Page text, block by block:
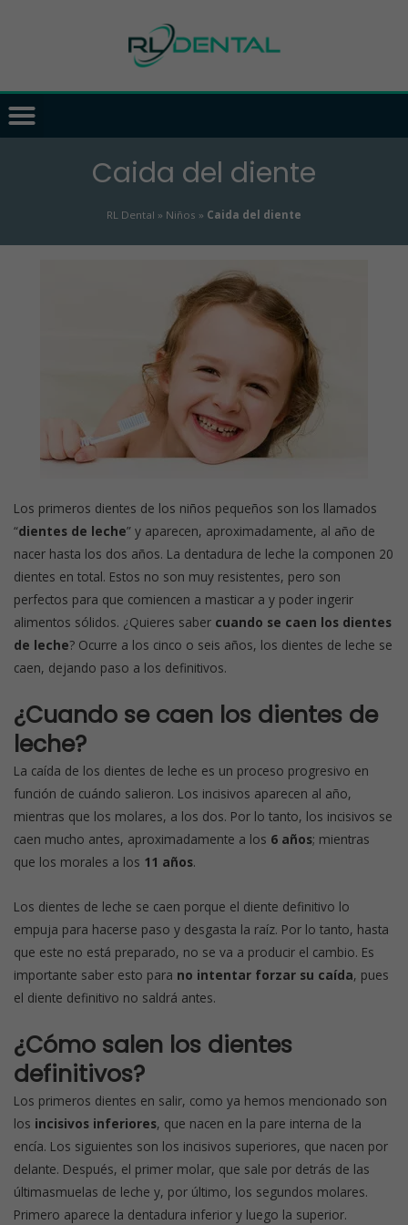
Caida del diente
RL Dental » Niños » Caida del diente
Los primeros dientes de los niños pequeños son los llamados
“dientes de leche” y aparecen, aproximadamente, al año de
nacer hasta los dos años. La dentadura de leche la componen 20
dientes en total. Estos no son muy resistentes, pero son
perfectos para que comiencen a masticar a y poder ingerir
alimentos sólidos. ¿Quieres saber cuando se caen los dientes
de leche? Ocurre a los cinco o seis años, los dientes de leche se
caen, dejando paso a los definitivos.
¿Cuando se caen los dientes de
leche?
La caída de los dientes de leche es un proceso progresivo en
función de cuándo salieron. Los incisivos aparecen al año,
mientras que los molares, a los dos. Por lo tanto, los incisivos se
caen mucho antes, aproximadamente a los 6 años; mientras
que los morales a los 11 años.
Los dientes de leche se caen porque el diente definitivo lo
empuja para hacerse paso y desgasta la raíz. Por lo tanto, hasta
que este no está preparado, no se va a producir el cambio. Es
importante saber esto para no intentar forzar su caída, pues
el diente definitivo no saldrá antes.
¿Cómo salen los dientes
definitivos?
Los primeros dientes en salir, como ya hemos mencionado son
los incisivos inferiores, que nacen en la pare interna de la
encía. Los siguientes son los incisivos superiores, que nacen por
delante. Después, el primer molar, que sale por detrás de las
últimasmuelas de leche y, por último, los segundos molares.
Primero aparece la dentadura inferior y luego la superior.